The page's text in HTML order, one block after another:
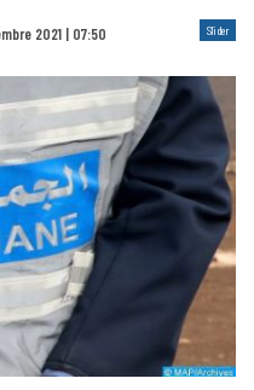
Slider
2021 | 07:50